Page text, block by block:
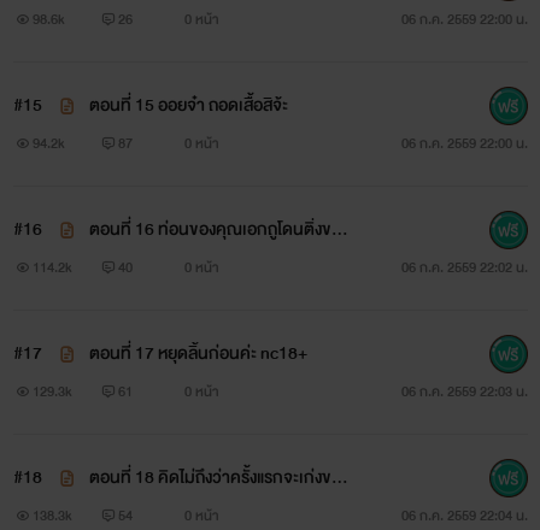
ยโวยวายใส่เขา
เอกราชกัดฟันกรอด "ยังจะกล้าถามอีกเหรอว่าทำไม"
"ถ้าคุณเอกไม่พูดดีๆออยขอตัวก่อนนะคะ" ออยทำท่าทาง
วค่ะ nc18+
98.6k 26 0 หน้า 06 ก.ค. 2559 22:00 น.
#15 ตอนที่ 15 ออยจ๋า ถอดเสื้อสิจ้ะ
94.2k 87 0 หน้า 06 ก.ค. 2559 22:00 น.
#16
ตอนที่ 16 ท่อนของคุณเอกถูโดนติ่งของ
น้า nc18+
114.2k 40 0 หน้า 06 ก.ค. 2559 22:02 น.
#17 ตอนที่ 17 หยุดลิ้นก่อนค่ะ nc18+
129.3k 61 0 หน้า 06 ก.ค. 2559 22:03 น.
#18
ตอนที่ 18 คิดไม่ถึงว่าครั้งแรกจะเก่งขนา
ดนี้ nc18+
138.3k 54 0 หน้า 06 ก.ค. 2559 22:04 น.